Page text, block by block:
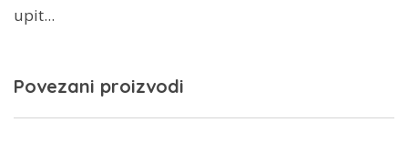
upit...
Povezani proizvodi